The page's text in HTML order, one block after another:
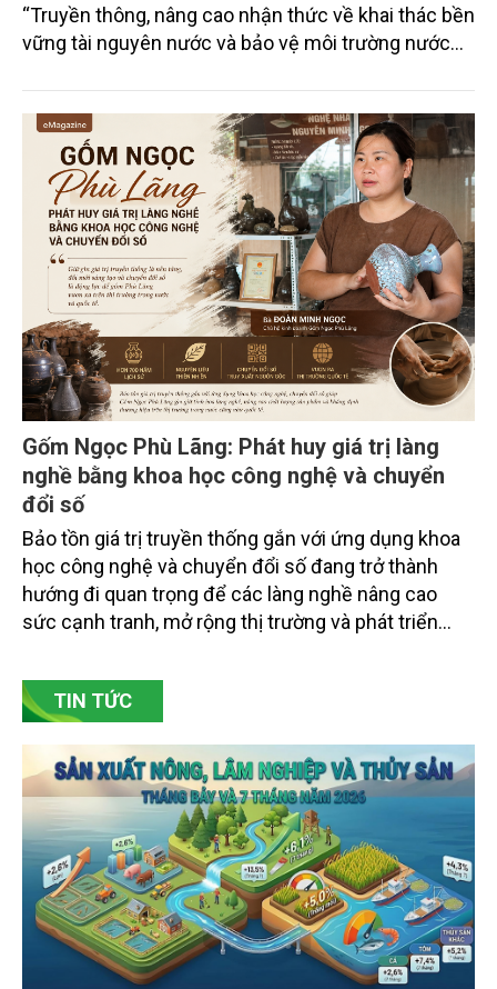
“Truyền thông, nâng cao nhận thức về khai thác bền
vững tài nguyên nước và bảo vệ môi trường nước
trường phối hợp với Sở Nông nghiệp và Môi trường
tỉnh Lai Châu tổ chức ngày 10/7/2026. Hội thảo thu
hút sự tham gia của hơn 100 đại biểu là lãnh đạo
các đơn vị thuộc Bộ Nông nghiệp và Môi trường,
chuyên gia, nhà khoa học, Sở Nông nghiệp và Môi
trường tỉnh Lai Châu và đại diện các cơ quan đơn vị
doanh nghiệp ở các tỉnh miền núi phía Bắc.
Gốm Ngọc Phù Lãng: Phát huy giá trị làng
nghề bằng khoa học công nghệ và chuyển
đổi số
Bảo tồn giá trị truyền thống gắn với ứng dụng khoa
học công nghệ và chuyển đổi số đang trở thành
hướng đi quan trọng để các làng nghề nâng cao
sức cạnh tranh, mở rộng thị trường và phát triển
Bắc Ninh, nhiều nghệ nhân và cơ sở sản xuất đã
chủ động đổi mới tư duy, đầu tư công nghệ, xây
TIN TỨC